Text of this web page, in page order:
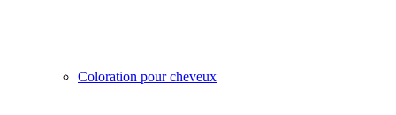
Coloration pour cheveux